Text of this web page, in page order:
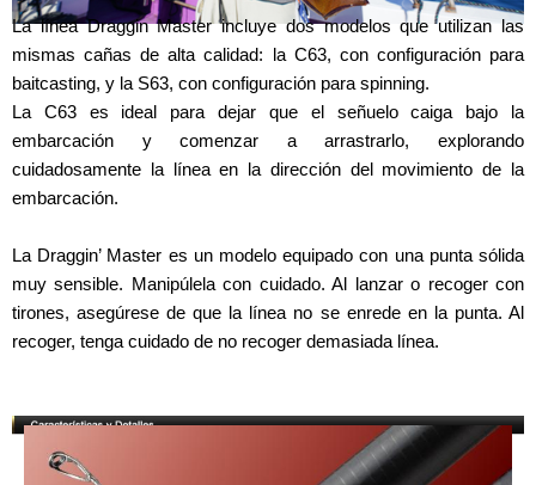
La línea Draggin Master incluye dos modelos que utilizan las
mismas cañas de alta calidad: la C63, con configuración para
baitcasting, y la S63, con configuración para spinning.
La C63 es ideal para dejar que el señuelo caiga bajo la
embarcación y comenzar a arrastrarlo, explorando
cuidadosamente la línea en la dirección del movimiento de la
embarcación.
La Draggin’ Master es un modelo equipado con una punta sólida
muy sensible. Manipúlela con cuidado. Al lanzar o recoger con
tirones, asegúrese de que la línea no se enrede en la punta. Al
recoger, tenga cuidado de no recoger demasiada línea.